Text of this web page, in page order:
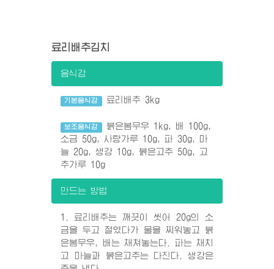
료리배추김치
음식감
기본음식감 료리배추 3kg
보조음식감
붉은봄무우 1kg, 배 100g,
소금 50g, 사탕가루 10g, 파 30g, 마
늘 20g, 생강 10g, 붉은고추 50g, 고
추가루 10g
만드는 방법
1. 료리배추는 깨끗이 씻어 20g의 소
금을 두고 절였다가 물을 찌워놓고 붉
은봄무우, 배는 채쳐놓는다. 파는 채치
고 마늘과 붉은고추는 다진다. 생강은